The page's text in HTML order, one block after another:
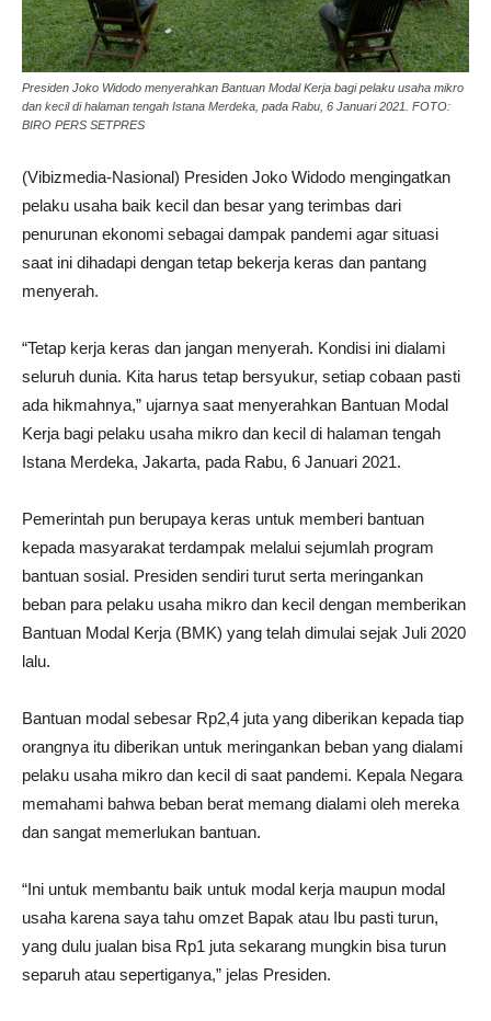
Presiden Joko Widodo menyerahkan Bantuan Modal Kerja bagi pelaku usaha mikro
dan kecil di halaman tengah Istana Merdeka, pada Rabu, 6 Januari 2021. FOTO:
BIRO PERS SETPRES
(Vibizmedia-Nasional) Presiden Joko Widodo mengingatkan
pelaku usaha baik kecil dan besar yang terimbas dari
penurunan ekonomi sebagai dampak pandemi agar situasi
saat ini dihadapi dengan tetap bekerja keras dan pantang
menyerah.
“Tetap kerja keras dan jangan menyerah. Kondisi ini dialami
seluruh dunia. Kita harus tetap bersyukur, setiap cobaan pasti
ada hikmahnya,” ujarnya saat menyerahkan Bantuan Modal
Kerja bagi pelaku usaha mikro dan kecil di halaman tengah
Istana Merdeka, Jakarta, pada Rabu, 6 Januari 2021.
Pemerintah pun berupaya keras untuk memberi bantuan
kepada masyarakat terdampak melalui sejumlah program
bantuan sosial. Presiden sendiri turut serta meringankan
beban para pelaku usaha mikro dan kecil dengan memberikan
Bantuan Modal Kerja (BMK) yang telah dimulai sejak Juli 2020
lalu.
Bantuan modal sebesar Rp2,4 juta yang diberikan kepada tiap
orangnya itu diberikan untuk meringankan beban yang dialami
pelaku usaha mikro dan kecil di saat pandemi. Kepala Negara
memahami bahwa beban berat memang dialami oleh mereka
dan sangat memerlukan bantuan.
“Ini untuk membantu baik untuk modal kerja maupun modal
usaha karena saya tahu omzet Bapak atau Ibu pasti turun,
yang dulu jualan bisa Rp1 juta sekarang mungkin bisa turun
separuh atau sepertiganya,” jelas Presiden.